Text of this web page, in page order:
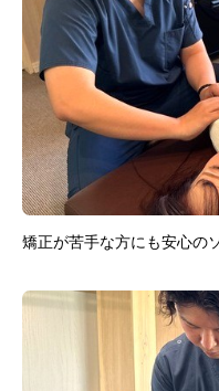
矯正が苦手な方にも安心の